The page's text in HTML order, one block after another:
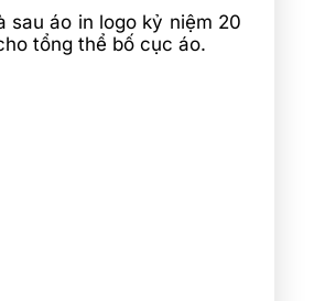
sau áo in logo kỷ niệm 20
tổng thể bố cục áo.